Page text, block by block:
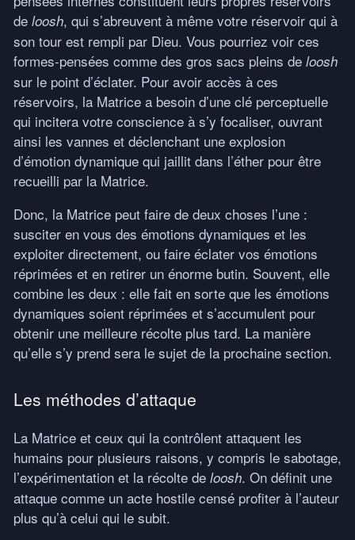
de loosh, qui s’abreuvent à même votre réservoir qui à
son tour est rempli par Dieu. Vous pourriez voir ces
formes-pensées comme des gros sacs pleins de loosh
sur le point d’éclater. Pour avoir accès à ces
réservoirs, la Matrice a besoin d’une clé perceptuelle
qui incitera votre conscience à s’y focaliser, ouvrant
ainsi les vannes et déclenchant une explosion
d’émotion dynamique qui jaillit dans l’éther pour être
recueilli par la Matrice.
Donc, la Matrice peut faire de deux choses l’une :
susciter en vous des émotions dynamiques et les
exploiter directement, ou faire éclater vos émotions
réprimées et en retirer un énorme butin. Souvent, elle
combine les deux : elle fait en sorte que les émotions
dynamiques soient réprimées et s’accumulent pour
obtenir une meilleure récolte plus tard. La manière
qu’elle s’y prend sera le sujet de la prochaine section.
Les méthodes d’attaque
La Matrice et ceux qui la contrôlent attaquent les
humains pour plusieurs raisons, y compris le sabotage,
l’expérimentation et la récolte de loosh. On définit une
attaque comme un acte hostile censé profiter à l’auteur
plus qu’à celui qui le subit.